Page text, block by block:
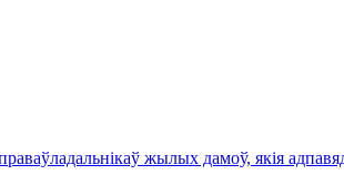
жылых дамоў, якія